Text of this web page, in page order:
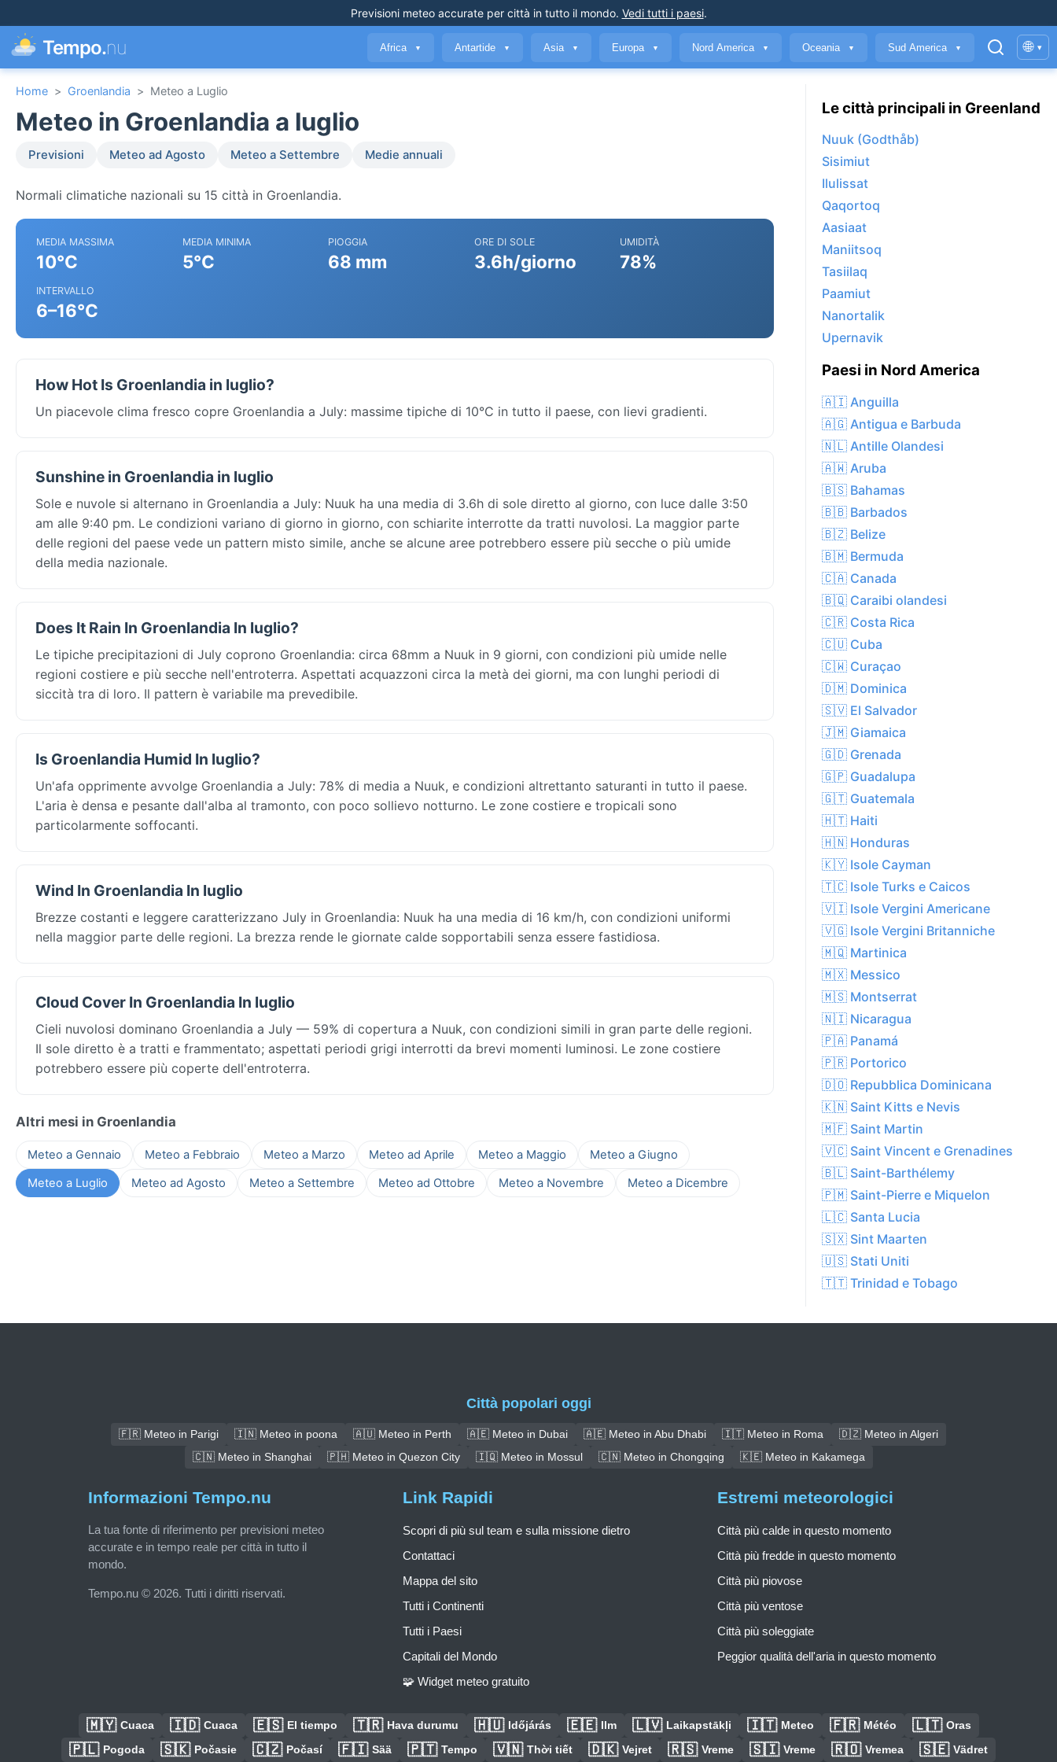
Previsioni meteo accurateper città in tutto il mondo. Vedi tutti i paesi.
Tempo.nu Africa ▼ Antartide ▼ Asia ▼ Europa ▼ Nord America ▼ Oceania ▼ Sud America ▼ 🌐 ▾
Home > Groenlandia > Meteo a Luglio
Meteo in Groenlandia a luglio
Previsioni Meteo ad Agosto Meteo a Settembre Medie annuali
Normali climatiche nazionali su 15 città in Groenlandia.
MEDIA MASSIMA
10°C
MEDIA MINIMA
5°C
PIOGGIA
68 mm
ORE DI SOLE
3.6h/giorno
UMIDITÀ
78%
INTERVALLO
6–16°C
How Hot Is Groenlandia in luglio?
Un piacevole clima fresco copre Groenlandia a July: massime tipiche di 10°C in tutto il paese, con lievi gradienti.
Sunshine in Groenlandia in luglio
Sole e nuvole si alternano in Groenlandia a July: Nuuk ha una media di 3.6h di sole diretto al giorno, con luce dalle 3:50
am alle 9:40 pm. Le condizioni variano di giorno in giorno, con schiarite interrotte da tratti nuvolosi. La maggior parte
delle regioni del paese vede un pattern misto simile, anche se alcune aree potrebbero essere più secche o più umide
della media nazionale.
Does It Rain In Groenlandia In luglio?
Le tipiche precipitazioni di July coprono Groenlandia: circa 68mm a Nuuk in 9 giorni, con condizioni più umide nelle
regioni costiere e più secche nell'entroterra. Aspettati acquazzoni circa la metà dei giorni, ma con lunghi periodi di
siccità tra di loro. Il pattern è variabile ma prevedibile.
Is Groenlandia Humid In luglio?
Un'afa opprimente avvolge Groenlandia a July: 78% di media a Nuuk, e condizioni altrettanto saturanti in tutto il paese.
L'aria è densa e pesante dall'alba al tramonto, con poco sollievo notturno. Le zone costiere e tropicali sono
particolarmente soffocanti.
Wind In Groenlandia In luglio
Brezze costanti e leggere caratterizzano July in Groenlandia: Nuuk ha una media di 16 km/h, con condizioni uniformi
nella maggior parte delle regioni. La brezza rende le giornate calde sopportabili senza essere fastidiosa.
Cloud Cover In Groenlandia In luglio
Cieli nuvolosi dominano Groenlandia a July — 59% di copertura a Nuuk, con condizioni simili in gran parte delle regioni.
Il sole diretto è a tratti e frammentato; aspettati periodi grigi interrotti da brevi momenti luminosi. Le zone costiere
potrebbero essere più coperte dell'entroterra.
Altri mesi in Groenlandia
Meteo a Gennaio Meteo a Febbraio Meteo a Marzo Meteo ad Aprile Meteo a Maggio
Meteo a Giugno
Meteo a Luglio
Meteo ad Agosto Meteo a Settembre Meteo ad Ottobre Meteo a Novembre Meteo a Dicembre
Le città principali in Greenland
Nuuk (Godthåb)
Sisimiut
Ilulissat
Qaqortoq
Aasiaat
Maniitsoq
Tasiilaq
Paamiut
Nanortalik
Upernavik
Paesi in Nord America
🇦🇮 Anguilla
🇦🇬 Antigua e Barbuda
🇳🇱 Antille Olandesi
🇦🇼 Aruba
🇧🇸 Bahamas
🇧🇧 Barbados
🇧🇿 Belize
🇧🇲 Bermuda
🇨🇦 Canada
🇧🇶 Caraibi olandesi
🇨🇷 Costa Rica
🇨🇺 Cuba
🇨🇼 Curaçao
🇩🇲 Dominica
🇸🇻 El Salvador
🇯🇲 Giamaica
🇬🇩 Grenada
🇬🇵 Guadalupa
🇬🇹 Guatemala
🇭🇹 Haiti
🇭🇳 Honduras
🇰🇾 Isole Cayman
🇹🇨 Isole Turks e Caicos
🇻🇮 Isole Vergini Americane
🇻🇬 Isole Vergini Britanniche
🇲🇶 Martinica
🇲🇽 Messico
🇲🇸 Montserrat
🇳🇮 Nicaragua
🇵🇦 Panamá
🇵🇷 Portorico
🇩🇴 Repubblica Dominicana
🇰🇳 Saint Kitts e Nevis
🇲🇫 Saint Martin
🇻🇨 Saint Vincent e Grenadines
🇧🇱 Saint-Barthélemy
🇵🇲 Saint-Pierre e Miquelon
🇱🇨 Santa Lucia
🇸🇽 Sint Maarten
🇺🇸 Stati Uniti
🇹🇹 Trinidad e Tobago
Città popolari oggi
🇫🇷 Meteo in Parigi 🇮🇳 Meteo in poona 🇦🇺 Meteo in Perth 🇦🇪 Meteo in Dubai 🇦🇪 Meteo in Abu Dhabi 🇮🇹 Meteo in Roma
🇩🇿 Meteo in Algeri
🇨🇳 Meteo in Shanghai
🇵🇭 Meteo in Quezon City 🇮🇶 Meteo in Mossul 🇨🇳 Meteo in Chongqing 🇰🇪 Meteo in Kakamega
Informazioni Tempo.nu
La tua fonte di riferimento per previsioni meteo
accurate e in tempo reale per città in tutto il
mondo.
Tempo.nu © 2026. Tutti i diritti riservati.
Link Rapidi
Scopri di più sul team e sulla missione dietro
Contattaci
Mappa del sito
Tutti i Continenti
Tutti i Paesi
Capitali del Mondo
🧩 Widget meteo gratuito
Estremi meteorologici
Città più calde in questo momento
Città più fredde in questo momento
Città più piovose
Città più ventose
Città più soleggiate
Peggior qualità dell'aria in questo momento
🇲🇾 Cuaca 🇮🇩 Cuaca 🇪🇸 El tiempo 🇹🇷 Hava durumu 🇭🇺 Időjárás 🇪🇪 Ilm 🇱🇻 Laikapstākļi 🇮🇹 Meteo 🇫🇷 Météo 🇱🇹 Oras
🇵🇱 Pogoda 🇸🇰 Počasie 🇨🇿 Počasí 🇫🇮 Sää 🇵🇹 Tempo 🇻🇳 Thời tiết 🇩🇰 Vejret 🇷🇸 Vreme 🇸🇮 Vreme 🇷🇴 Vremea 🇸🇪 Vädret